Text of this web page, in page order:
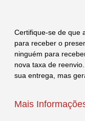
Certifique-se de que
para receber o
ninguém para
nova taxa de
sua entrega, mas
Mais